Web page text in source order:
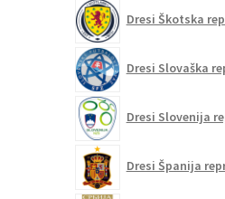
Dresi Škotska
Dresi Slovaška
Dresi Slovenija
Dresi Španija